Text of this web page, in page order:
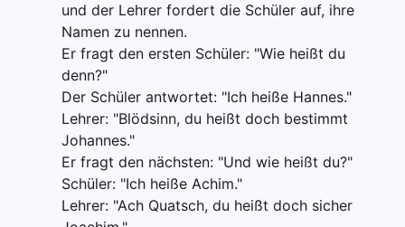
und der Lehrer fordert die Schüler auf, ihre
Namen zu nennen.
Er fragt den ersten Schüler: "Wie heißt du
denn?"
Der Schüler antwortet: "Ich heiße Hannes."
Lehrer: "Blödsinn, du heißt doch bestimmt
Johannes."
Er fragt den nächsten: "Und wie heißt du?"
Schüler: "Ich heiße Achim."
Lehrer: "Ach Quatsch, du heißt doch sicher